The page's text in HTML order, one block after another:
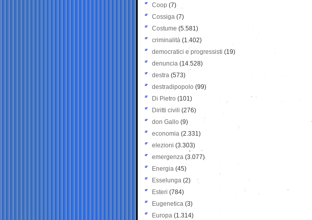
Coop (7)
Cossiga (7)
Costume (5.581)
criminalità (1.402)
democratici e progressisti (19)
denuncia (14.528)
destra (573)
destradipopolo (99)
Di Pietro (101)
Diritti civili (276)
don Gallo (9)
economia (2.331)
elezioni (3.303)
emergenza (3.077)
Energia (45)
Esselunga (2)
Esteri (784)
Eugenetica (3)
Europa (1.314)